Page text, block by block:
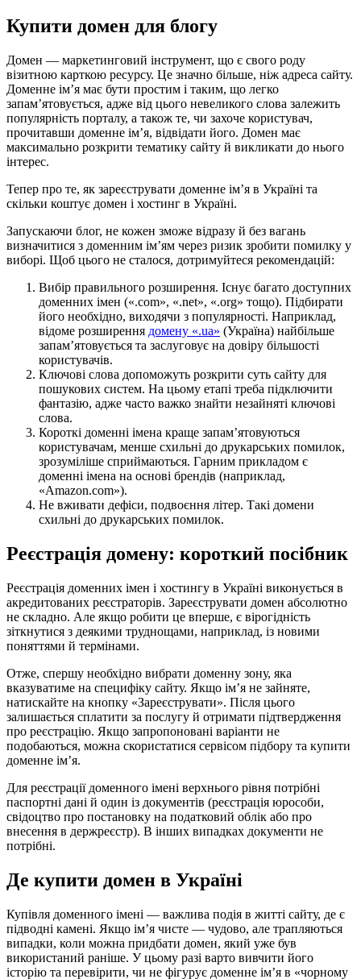
Купити домен для блогу
Домен — маркетинговий інструмент, що є свого роду
візитною карткою ресурсу. Це значно більше, ніж адреса сайту.
Доменне ім’я має бути простим і таким, що легко
запам’ятовується, адже від цього невеликого слова залежить
популярність порталу, а також те, чи захоче користувач,
прочитавши доменне ім’я, відвідати його. Домен має
максимально розкрити тематику сайту й викликати до нього
інтерес.
Тепер про те, як зареєструвати доменне ім’я в Україні та
скільки коштує домен і хостинг в Україні.
Запускаючи блог, не кожен зможе відразу й без вагань
визначитися з доменним ім’ям через ризик зробити помилку у
виборі. Щоб цього не сталося, дотримуйтеся рекомендацій:
Вибір правильного розширення. Існує багато доступних
доменних імен («.com», «.net», «.org» тощо). Підбирати
його необхідно, виходячи з популярності. Наприклад,
відоме розширення домену «.ua» (Україна) найбільше
запам’ятовується та заслуговує на довіру більшості
користувачів.
Ключові слова допоможуть розкрити суть сайту для
пошукових систем. На цьому етапі треба підключити
фантазію, адже часто важко знайти незайняті ключові
слова.
Короткі доменні імена краще запам’ятовуються
користувачам, менше схильні до друкарських помилок,
зрозуміліше сприймаються. Гарним прикладом є
доменні імена на основі брендів (наприклад,
«Amazon.com»).
Не вживати дефіси, подвоєння літер. Такі домени
схильні до друкарських помилок.
Реєстрація домену: короткий посібник
Реєстрація доменних імен і хостингу в Україні виконується в
акредитованих реєстраторів. Зареєструвати домен абсолютно
не складно. Але якщо робити це вперше, є вірогідність
зіткнутися з деякими труднощами, наприклад, із новими
поняттями й термінами.
Отже, спершу необхідно вибрати доменну зону, яка
вказуватиме на специфіку сайту. Якщо ім’я не зайняте,
натискайте на кнопку «Зареєструвати». Після цього
залишається сплатити за послугу й отримати підтвердження
про реєстрацію. Якщо запропоновані варіанти не
подобаються, можна скористатися сервісом підбору та купити
доменне ім’я.
Для реєстрації доменного імені верхнього рівня потрібні
паспортні дані й один із документів (реєстрація юрособи,
свідоцтво про постановку на податковий облік або про
внесення в держреєстр). В інших випадках документи не
потрібні.
Де купити домен в Україні
Купівля доменного імені — важлива подія в житті сайту, де є
підводні камені. Якщо ім’я чисте — чудово, але трапляються
випадки, коли можна придбати домен, який уже був
використаний раніше. У цьому разі варто вивчити його
історію та перевірити, чи не фігурує доменне ім’я в «чорному